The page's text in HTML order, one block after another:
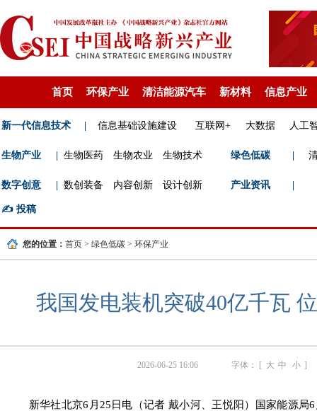
首页 环保产业 清洁能源汽车 新材料 信息产业
新一代信息技术 信息基础设施建设 互联网+ 大数据 人工
生物产业 生物医药 生物农业 生物技术 绿色低碳
数字创意 数创装备 内容创新 设计创新 产业资讯
✍️ 投稿
您的位置： 首页 > 绿色低碳 > 环保产业
我国发电装机突破40亿千瓦
2026-06-25 16:06 字体： [ 大 中 小 ]
新华社北京6月25日电（记者 戴小河、王悦阳）国家能源局6